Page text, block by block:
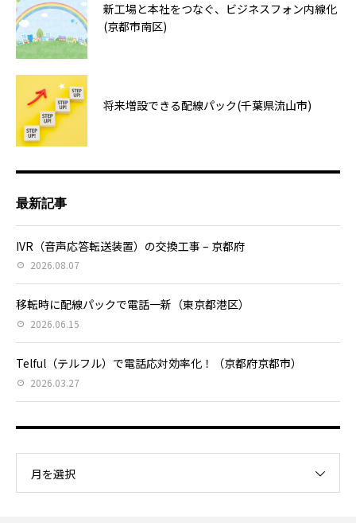
新工場と本社をつなぐ、ビジネスフォン内線化
(京都市南区)
将来増設できる配線パック(千葉県流山市)
最新記事
IVR（音声応答転送装置）の交換工事 – 京都府
2026.08.07
移転時に配線パックで電話一新（東京都港区）
2026.06.15
Telful（テルフル）で電話応対効率化！（京都府京都市）
2026.03.27
月を選択